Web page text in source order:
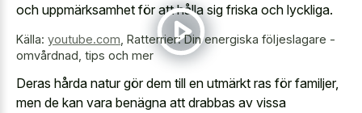
och uppmärksamhet för att hålla sig friska och lyckliga.
Källa: youtube.com Ratterrier: Din energiska följeslagare -
omvårdnad, tips och mer
Deras hårda natur gör dem till en utmärkt ras för familjer,
men de kan vara benägna att drabbas av vissa